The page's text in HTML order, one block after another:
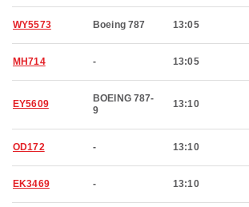
WY5573 Boeing 787 13:05
MH714 - 13:05
EY5609
BOEING 787-
9
13:10
OD172 - 13:10
EK3469 - 13:10